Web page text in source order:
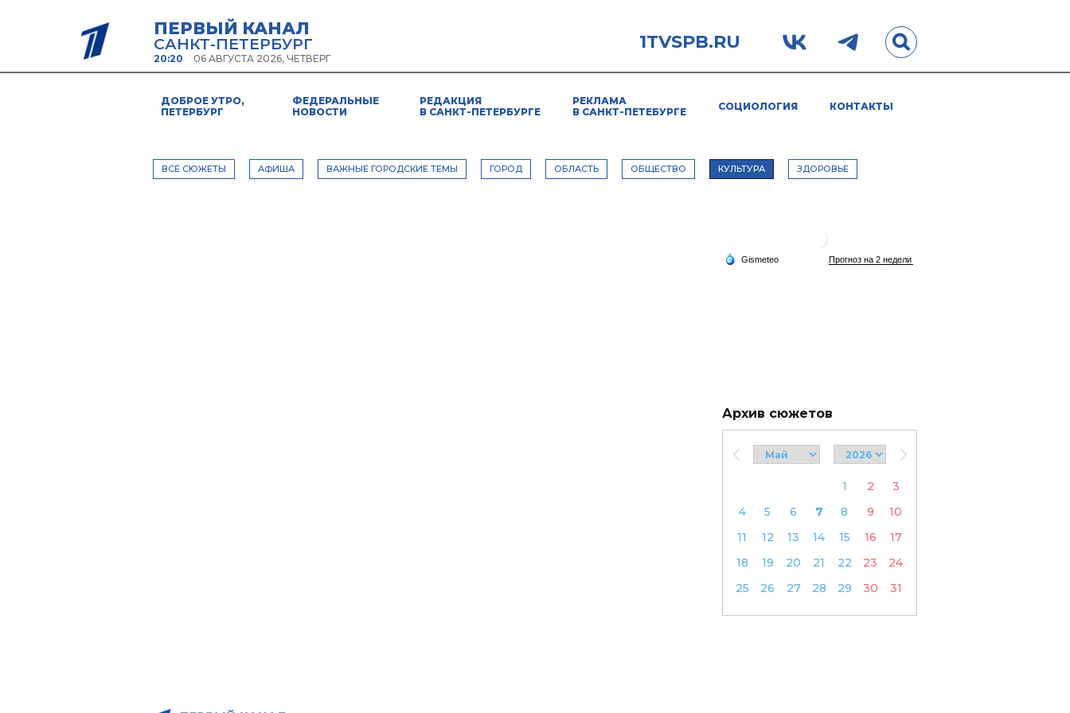
ПЕРВЫЙ КАНАЛ
САНКТ-ПЕТЕРБУРГ
20:20 06 АВГУСТА 2026, ЧЕТВЕРГ
1TVSPB.RU
ДОБРОЕ УТРО,
ПЕТЕРБУРГ
ФЕДЕРАЛЬНЫЕ
НОВОСТИ
РЕДАКЦИЯ
В САНКТ-ПЕТЕРБУРГЕ
РЕКЛАМА
В САНКТ-ПЕТЕБУРГЕ
СОЦИОЛОГИЯ КОНТАКТЫ
ВСЕ СЮЖЕТЫ АФИША ВАЖНЫЕ ГОРОДСКИЕ ТЕМЫ ГОРОД ОБЛАСТЬ ОБЩЕСТВО КУЛЬТУРА ЗДОРОВЬЕ
Архив сюжетов
1 2
3
4
5 6 7 8 9
10
11
12 13 14 15 16
17
18
19 20 21 22 23
24
25
26 27 28 29 30 31